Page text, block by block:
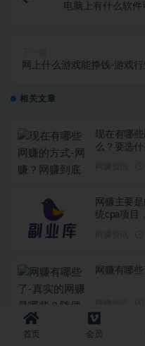
电脑上有什么软
网上什么游戏能挣钱-游戏
相关文章
现在有哪
么？要选什
网赚主要
统cpa项目
网赚有哪
哪些网赚-
首页 会员